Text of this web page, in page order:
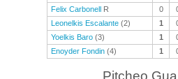
Felix Carbonell R 0
Leonelkis Escalante (2) 1
Yoelkis Baro (3) 1
Enoyder Fondin (4) 1
Pitcheo